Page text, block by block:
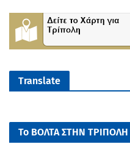
Translate
Το ΒΟΛΤΑ ΣΤΗΝ ΤΡΙΠΟΛΗ